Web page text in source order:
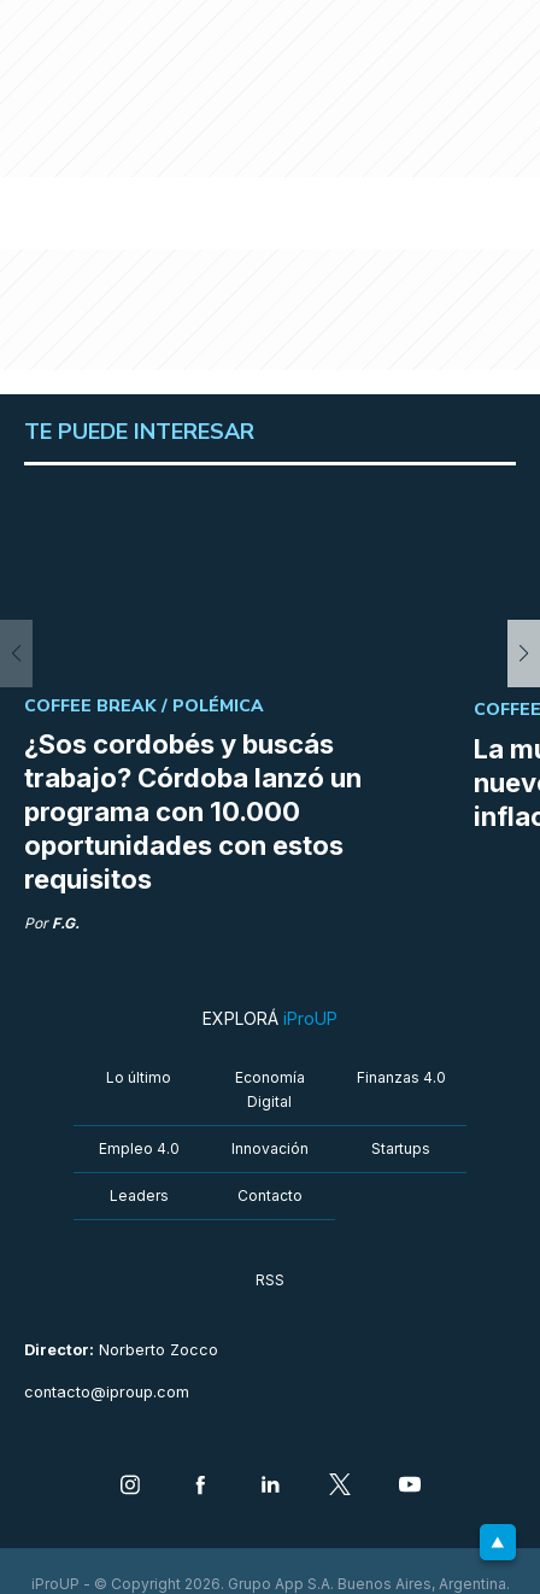
TE PUEDE INTERESAR
¿Sos cordobés y buscás
trabajo? Córdoba lanzó un
programa con 10.000
oportunidades con estos
requisitos
COFFEE BREAK / POLÉMICA
Por F.G.
La
Director: Norberto Zocco
contacto@iproup.com
EXPLORÁ iProUP
Lo último
Economía
Digital
Finanzas 4.0
Empleo 4.0 Innovación Startups
Leaders Contacto
RSS
iProUP - © Copyright 2026. Grupo App S.A. Buenos Aires, Argentina.